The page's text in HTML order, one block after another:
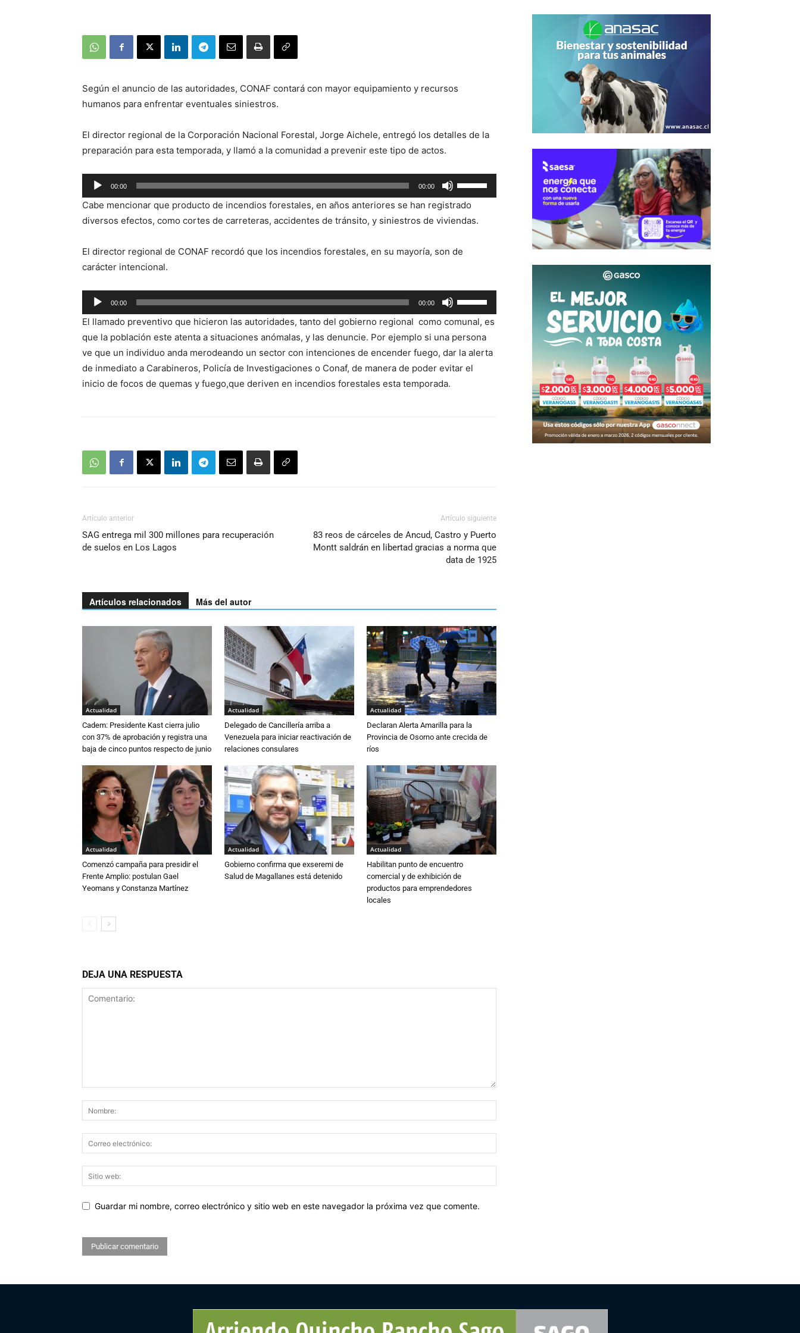
Según el anuncio de las autoridades, CONAF contará con mayor equipamiento y recursos
humanos para enfrentar eventuales siniestros.
El director regional de la Corporación Nacional Forestal, Jorge Aichele, entregó los detalles de la
preparación para esta temporada, y llamó a la comunidad a prevenir este tipo de actos.
Reproductor
de
audio
00:00 00:00
las
teclas
de
arriba/abajo
aumentar
o
disminuir
el
volumen.
Cabe mencionar que producto de incendios forestales, en años anteriores se han registrado
diversos efectos, como cortes de carreteras, accidentes de tránsito, y siniestros de viviendas.
El director regional de CONAF recordó que los incendios forestales, en su mayoría, son de
carácter intencional.
Reproductor
de
audio
00:00 00:00
las
teclas
de
flecha
arriba/abajo
El llamado preventivo que hicieron las autoridades, tanto del gobierno regional como comunal, es
que la población este atenta a situaciones anómalas, y las denuncie. Por ejemplo si una persona
ve que un individuo anda merodeando un sector con intenciones de encender fuego, dar la alerta
de inmediato a Carabineros, Policía de Investigaciones o Conaf, de manera de poder evitar el
inicio de focos de quemas y fuego,que deriven en incendios forestales esta temporada.
Artículo anterior
SAG entrega mil 300 millones para recuperación
de suelos en Los Lagos
Artículo siguiente
83 reos de cárceles de Ancud, Castro y Puerto
Montt saldrán en libertad gracias a norma que
data de 1925
Artículos relacionados Más del autor
Actualidad
Cadem: Presidente Kast cierra julio
con 37% de aprobación y registra una
baja de cinco puntos respecto de junio
Actualidad
Delegado de Cancillería arriba a
Venezuela para iniciar reactivación de
relaciones consulares
Actualidad
Declaran Alerta Amarilla para la
Provincia de Osorno ante crecida de
ríos
Actualidad
Comenzó campaña para presidir el
Frente Amplio: postulan Gael
Yeomans y Constanza Martínez
Actualidad
Gobierno confirma que exseremi de
Salud de Magallanes está detenido
Actualidad
Habilitan punto de encuentro
comercial y de exhibición de
productos para emprendedores
locales
DEJA UNA RESPUESTA
Guardar mi nombre, correo electrónico y sitio web en este navegador la próxima vez que comente.